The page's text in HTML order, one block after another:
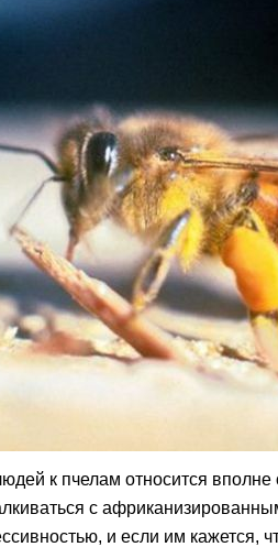
к пчелам относится вполне
с
и если им кажется,